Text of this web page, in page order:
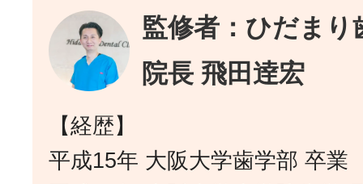
監修者：ひだま
院長 飛田逹宏
【経歴】
平成15年 大阪大学歯学部 卒業